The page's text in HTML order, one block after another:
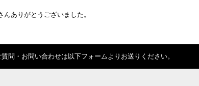
ありがとうございました。
問・お問い合わせは以下フォームよりお送りください。